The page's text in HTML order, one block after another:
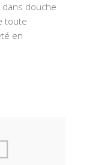
douche
toute
en